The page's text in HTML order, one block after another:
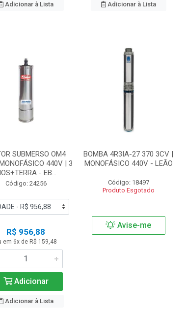
Adicionar à Lista Adicionar à Lista
SUBMERSO OM4
440V | 3
- EB...
Código: 24256
R$ 956,88
em 6x de R$ 159,48
Adicionar
Adicionar à Lista
BOMBA 4R3IA-27 370 3CV |
MONOFÁSICO 440V - LEÃO
Código: 18497
Produto Esgotado
Avise-me